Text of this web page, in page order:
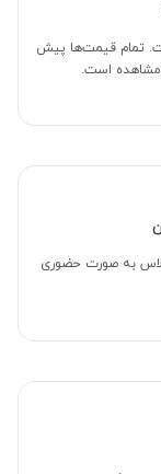
تمام قیمت‌ها پیش
مشاهده است.
به صورت حضوری